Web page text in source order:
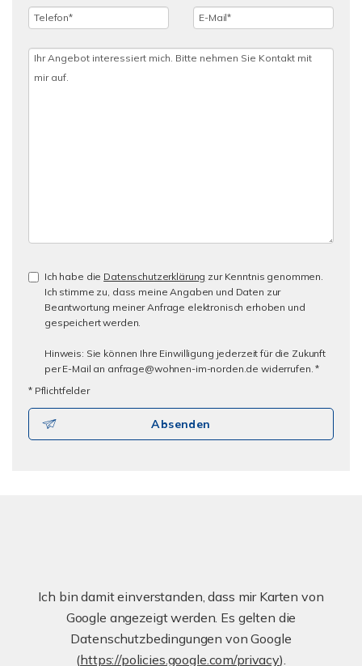
Ich habe die Datenschutzerklärung zur Kenntnis genommen.
Ich stimme zu, dass meine Angaben und Daten zur
Beantwortung meiner Anfrage elektronisch erhoben und
gespeichert werden.
Hinweis: Sie können Ihre Einwilligung jederzeit für die Zukunft
per E-Mail an anfrage@wohnen-im-norden.de widerrufen. *
* Pflichtfelder
Absenden
Ich bin damit einverstanden, dass mir Karten von
Google angezeigt werden. Es gelten die
Datenschutzbedingungen von Google
(https://policies.google.com/privacy).